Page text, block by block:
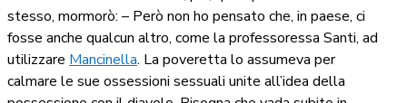
stesso, mormorò: – Però non ho pensato che, in paese, ci
fosse anche qualcun altro, come la professoressa Santi, ad
utilizzare Mancinella. La poveretta lo assumeva per
calmare le sue ossessioni sessuali unite all’idea della